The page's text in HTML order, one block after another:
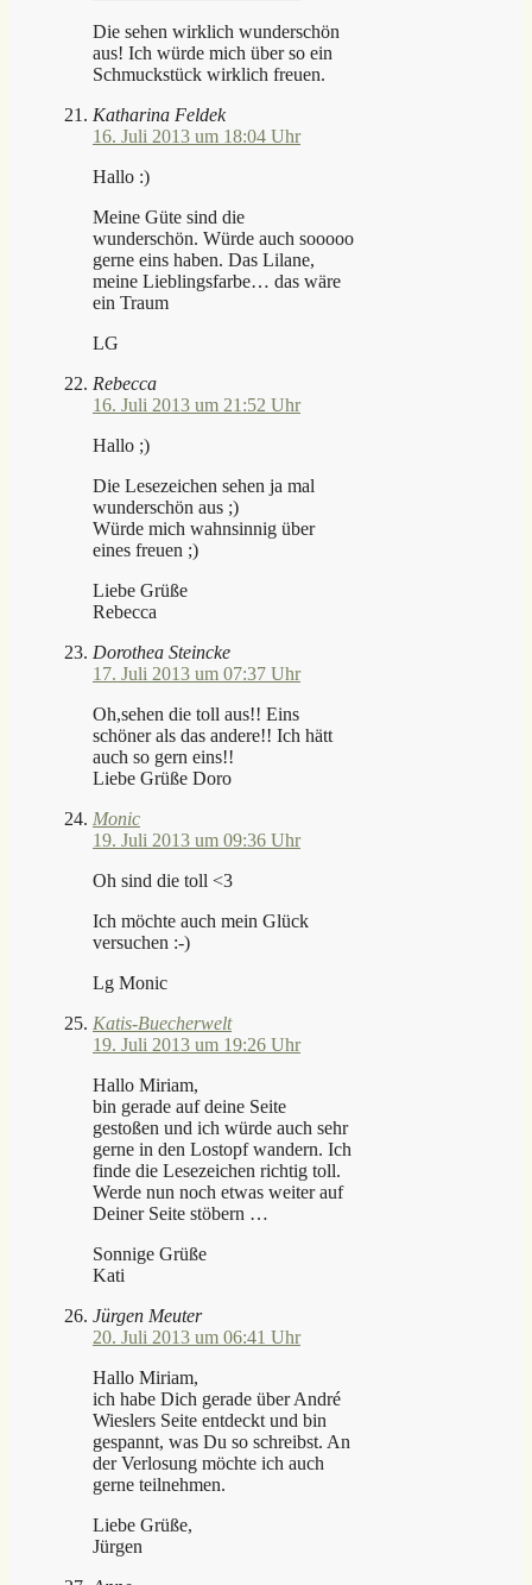
Die sehen wirklich wunderschön
aus! Ich würde mich über so ein
Schmuckstück wirklich freuen.
Katharina Feldek
16. Juli 2013 um 18:04 Uhr
Hallo :)
Meine Güte sind die
wunderschön. Würde auch sooooo
gerne eins haben. Das Lilane,
meine Lieblingsfarbe… das wäre
ein Traum
LG
Rebecca
16. Juli 2013 um 21:52 Uhr
Hallo ;)
Die Lesezeichen sehen ja mal
wunderschön aus ;)
Würde mich wahnsinnig über
eines freuen ;)
Liebe Grüße
Rebecca
Dorothea Steincke
17. Juli 2013 um 07:37 Uhr
Oh,sehen die toll aus!! Eins
schöner als das andere!! Ich hätt
auch so gern eins!!
Liebe Grüße Doro
Monic
19. Juli 2013 um 09:36 Uhr
Oh sind die toll <3
Ich möchte auch mein Glück
versuchen :-)
Lg Monic
Katis-Buecherwelt
19. Juli 2013 um 19:26 Uhr
Hallo Miriam,
bin gerade auf deine Seite
gestoßen und ich würde auch sehr
gerne in den Lostopf wandern. Ich
finde die Lesezeichen richtig toll.
Werde nun noch etwas weiter auf
Deiner Seite stöbern …
Sonnige Grüße
Kati
Jürgen Meuter
20. Juli 2013 um 06:41 Uhr
Hallo Miriam,
ich habe Dich gerade über André
Wieslers Seite entdeckt und bin
gespannt, was Du so schreibst. An
der Verlosung möchte ich auch
gerne teilnehmen.
Liebe Grüße,
Jürgen